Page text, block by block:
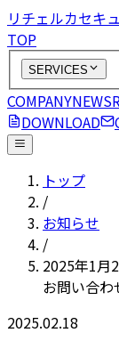
リチェルカセキ
TOP
SERVICES
COMPANYNEWS
DOWNLOAD
トップ
/
お知らせ
/
2025年1月
お問い合
2025.02.18